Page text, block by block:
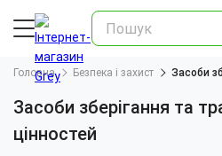
Головна Безпека і захист Засоби
Засоби зберігання та
цінностей